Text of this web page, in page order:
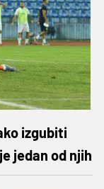
izgubiti
jedan od njih